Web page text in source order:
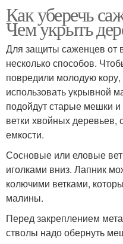
Как уберечь
Чем укрыть
Для защиты саженцев от
несколько способов.
повредили молодую
использовать укрывной
подойдут старые мешки и
ветки хвойных деревьев,
емкости.
Сосновые или еловые
иголками вниз. Лапник
колючими ветками,
малины.
Перед закреплением
стволы надо обернуть